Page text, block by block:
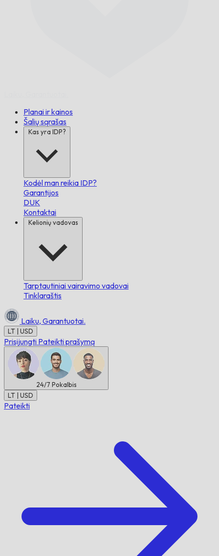
Planai ir kainos
Šalių sąrašas
Kas yra IDP?
Kodėl man reikia IDP?
Garantijos
DUK
Kontaktai
Kelionių vadovas
Tarptautiniai vairavimo vadovai
Tinklaraštis
Laiku, Garantuotai.
LT | USD
Prisijungti Pateikti prašymą
24/7 Pokalbis
LT | USD
Pateikti